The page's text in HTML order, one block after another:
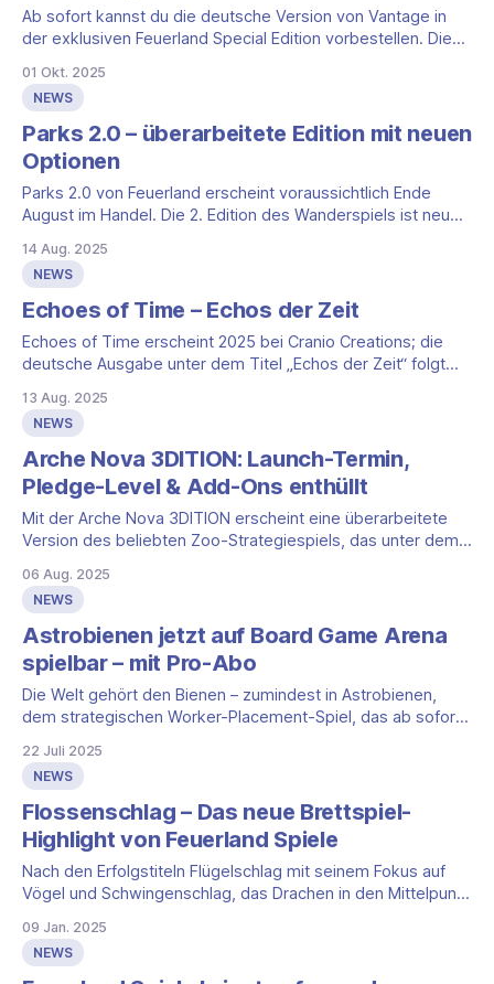
Ab sofort kannst du die deutsche Version von Vantage in
der exklusiven Feuerland Special Edition vorbestellen. Die
https://www.xolopo.de/vantage/ Vantage bei Feuerland:
Inhalte und Vorbestellzeitraum Die Feuerland Special Edition
ist etwas größer als das Original und bündelt das komplette
01 Okt. 2025
NEWS
Parks 2.0 – überarbeitete Edition mit neuen
Optionen
Parks 2.0 von Feuerland erscheint voraussichtlich Ende
August im Handel. Die 2. Edition des Wanderspiels ist neu
Du wanderst mit deinen Figuren durch Nationalparks der
USA, sammelst Erinnerungen als Rohstoffe und gibst sie
aus, um Parks zu besuchen. Besuchte Parks bringen Punkte
14 Aug. 2025
NEWS
Echoes of Time – Echos der Zeit
Echoes of Time erscheint 2025 bei Cranio Creations; die
deutsche Ausgabe unter dem Titel „Echos der Zeit“ folgt
Roberto Pellei bringt Erfahrung mit – Luciani ist u. a. an
„Barrage“, „Tzolk’in“ und „Die Reise des Marco Polo“
beteiligt. Illustriert wurde das Spiel
13 Aug. 2025
NEWS
Arche Nova 3DITION: Launch-Termin,
Pledge-Level & Add-Ons enthüllt
Mit der Arche Nova 3DITION erscheint eine überarbeitete
Version des beliebten Zoo-Strategiespiels, das unter dem
wurde. Nun gibt Feuerland Spiele erste Details zur
Kampagne, den Spielinhalten und Erweiterungen bekannt.
Drei Versionen für unterschiedliche Bedürfnisse Die neue
Edition von Arche Nova wird in drei
06 Aug. 2025
NEWS
Astrobienen jetzt auf Board Game Arena
spielbar – mit Pro-Abo
Die Welt gehört den Bienen – zumindest in Astrobienen,
dem strategischen Worker-Placement-Spiel, das ab sofort
verfügt, kann direkt in den Wettstreit der intelligenten
Insekten einsteigen. Hochentwickelte Bienen im Weltall In
einer fernen Zukunft ist die Menschheit verschwunden. Die
22 Juli 2025
NEWS
Flossenschlag – Das neue Brettspiel-
Highlight von Feuerland Spiele
Nach den Erfolgstiteln Flügelschlag mit seinem Fokus auf
Vögel und Schwingenschlag, das Drachen in den Mittelpunkt
Markt. Dieses neue Brettspiel taucht tief in die faszinierende
Welt der Ozeane ein und lädt dich dazu ein, das Leben in
09 Jan. 2025
NEWS